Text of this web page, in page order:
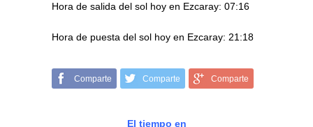
Hora de salida del sol hoy en Ezcaray: 07:16
Hora de puesta del sol hoy en Ezcaray: 21:18
Comparte Comparte Comparte
El tiempo en